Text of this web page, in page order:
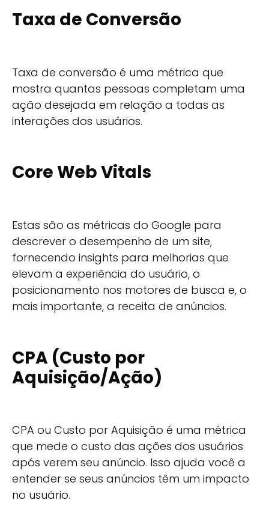
Taxa de Conversão
Taxa de conversão é uma métrica que
mostra quantas pessoas completam uma
ação desejada em relação a todas as
interações dos usuários.
Core Web Vitals
Estas são as métricas do Google para
descrever o desempenho de um site,
fornecendo insights para melhorias que
elevam a experiência do usuário, o
posicionamento nos motores de busca e, o
mais importante, a receita de anúncios.
CPA (Custo por
Aquisição/Ação)
CPA ou Custo por Aquisição é uma métrica
que mede o custo das ações dos usuários
após verem seu anúncio. Isso ajuda você a
entender se seus anúncios têm um impacto
no usuário.